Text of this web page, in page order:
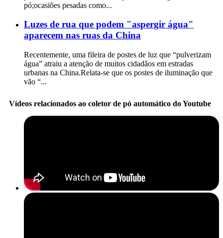
pó;ocasiões pesadas como...
Luzes de rua que podem "aspergir água"
aparecem nas ruas da China
Recentemente, uma fileira de postes de luz que “pulverizam
água” atraiu a atenção de muitos cidadãos em estradas
urbanas na China.Relata-se que os postes de iluminação que
vão “...
Vídeos relacionados ao coletor de pó automático do Youtube